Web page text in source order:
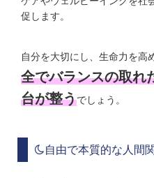
促します。
自分を大切にし、生命力を高
全でバランスの取れ
台が整うでしょう。
自由で本質的な人間